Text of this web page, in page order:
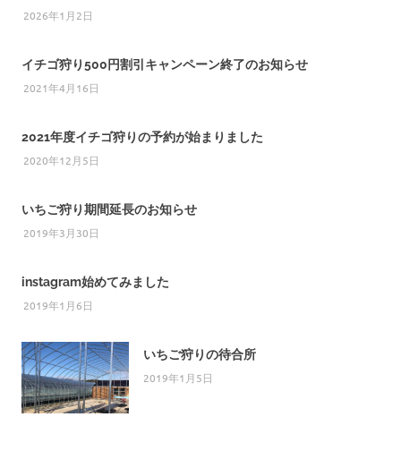
2026年1月2日
イチゴ狩り500円割引キャンペーン終了のお知らせ
2021年4月16日
2021年度イチゴ狩りの予約が始まりました
2020年12月5日
いちご狩り期間延長のお知らせ
2019年3月30日
instagram始めてみました
2019年1月6日
いちご狩りの待合所
2019年1月5日